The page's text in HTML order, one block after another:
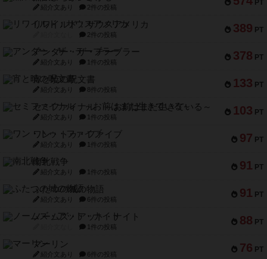
PT
紹介文あり 2件の投稿
389 PT
リワイルド：サウスアメリカ
2件の投稿
378 PT
アンダー・ザ・テーブラー
紹介文あり 1件の投稿
133 PT
宵と暁の呪文書
紹介文あり 8件の投稿
103 PT
セミファイナル ～お前はまだ生きている～
紹介文あり 1件の投稿
97 PT
ワン・トゥ・ファイブ
紹介文あり 1件の投稿
91 PT
南北戦争
紹介文あり 1件の投稿
91 PT
ふたつの城の物語
紹介文あり 6件の投稿
88 PT
ノームズ・アット・ナイト
1件の投稿
76 PT
マーリン
紹介文あり 6件の投稿